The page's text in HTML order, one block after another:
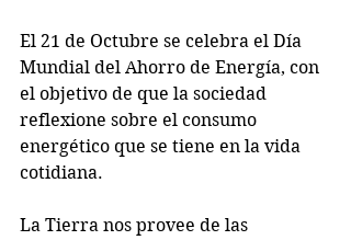
El 21 de Octubre se celebra el Día
Mundial del Ahorro de Energía, con
el objetivo de que la sociedad
reflexione sobre el consumo
energético que se tiene en la vida
cotidiana.
La Tierra nos provee de las